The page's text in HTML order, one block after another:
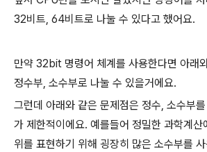
32비트, 64비트로 나눌 수 있다고 했어요.
만약 32bit 명령어 체계를 사용한다면 아래
정수부, 소수부로 나눌 수 있을거에요.
그런데 아래와 같은 문제점은 정수, 소수부
가 제한적이에요. 예를들어 정밀한 과학계산
위를 표현하기 위해 굉장히 많은 소수부를